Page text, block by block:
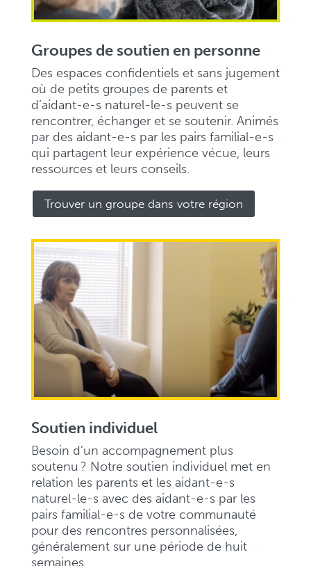
Groupes de soutien en personne
Des espaces confidentiels et sans jugement
où de petits groupes de parents et
d’aidant-e-s naturel-le-s peuvent se
rencontrer, échanger et se soutenir. Animés
par des aidant-e-s par les pairs familial-e-s
qui partagent leur expérience vécue, leurs
ressources et leurs conseils.
Trouver un groupe dans votre région
Soutien individuel
Besoin d’un accompagnement plus
soutenu ? Notre soutien individuel met en
relation les parents et les aidant-e-s
naturel-le-s avec des aidant-e-s par les
pairs familial-e-s de votre communauté
pour des rencontres personnalisées,
généralement sur une période de huit
semaines.